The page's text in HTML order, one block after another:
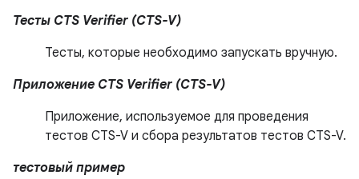
Тесты CTS Verifier (CTS-V)
Тесты, которые необходимо запускать вручную.
Приложение CTS Verifier (CTS-V)
Приложение, используемое для проведения
тестов CTS-V и сбора результатов тестов CTS-V.
тестовый пример